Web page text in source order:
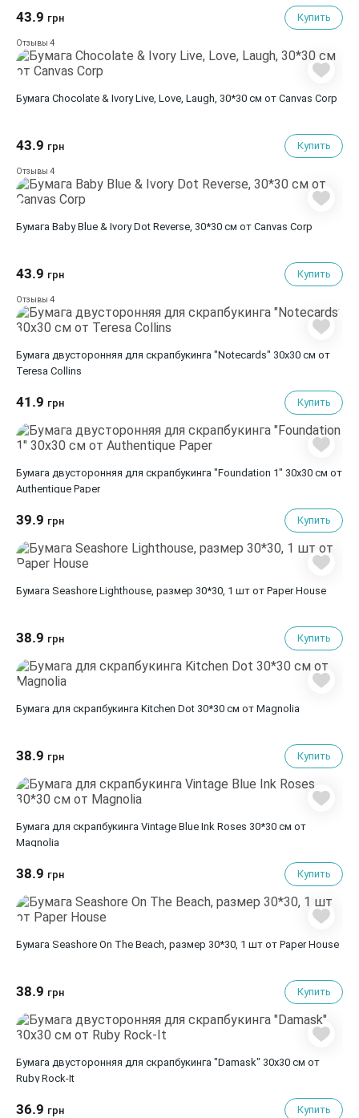
43.9 грн Купить
Отзывы 4
Бумага Chocolate & Ivory Live, Love, Laugh, 30*30 см от Canvas Corp
43.9 грн Купить
Отзывы 4
Бумага Baby Blue & Ivory Dot Reverse, 30*30 см от Canvas Corp
43.9 грн Купить
Отзывы 4
Бумага двусторонняя для скрапбукинга "Notecards" 30х30 см от
Teresa Collins
41.9 грн Купить
Бумага двусторонняя для скрапбукинга "Foundation 1" 30х30 см от
Authentique Paper
39.9 грн Купить
Бумага Seashore Lighthouse, размер 30*30, 1 шт от Paper House
38.9 грн Купить
Бумага для скрапбукинга Kitchen Dot 30*30 см от Magnolia
38.9 грн Купить
Бумага для скрапбукинга Vintage Blue Ink Roses 30*30 см от
Magnolia
38.9 грн Купить
Бумага Seashore On The Beach, размер 30*30, 1 шт от Paper House
38.9 грн Купить
Бумага двусторонняя для скрапбукинга "Damask" 30х30 см от
Ruby Rock-It
36.9 грн Купить